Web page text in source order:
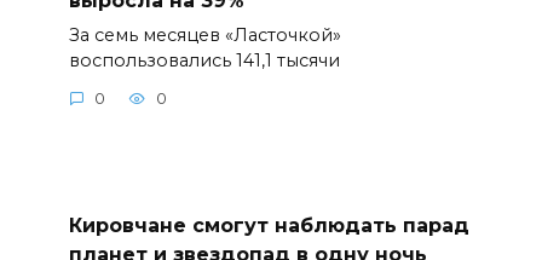
За семь месяцев «Ласточкой»
воспользовались 141,1 тысячи
0 0
Кировчане смогут наблюдать парад
планет и звездопад в одну ночь